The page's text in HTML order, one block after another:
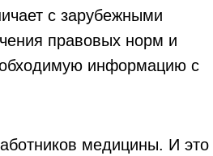
с зарубежными
правовых норм и
информацию с
медицины. И это